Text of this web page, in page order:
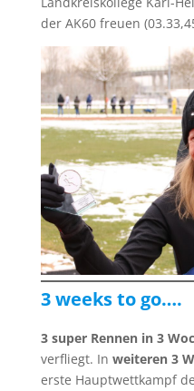
der AK60 freuen
3 weeks to go….
3 super Rennen in 3
verfliegt. In weiteren 3
erste Hauptwettkampf